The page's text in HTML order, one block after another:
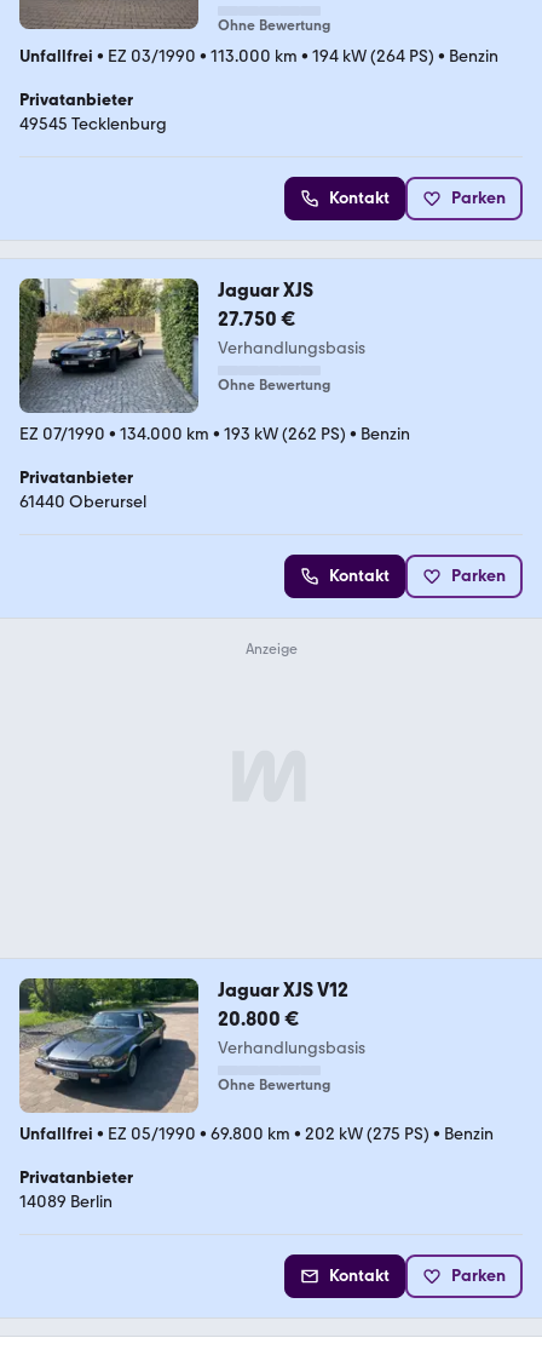
Ohne Bewertung
Unfallfrei • EZ 03/1990 • 113.000 km • 194 kW (264 PS) • Benzin
Privatanbieter
49545 Tecklenburg
Kontakt Parken
Jaguar XJS
27.750 €
Verhandlungsbasis
Ohne Bewertung
EZ 07/1990 • 134.000 km • 193 kW (262 PS) • Benzin
Privatanbieter
61440 Oberursel
Kontakt Parken
Jaguar XJS V12
20.800 €
Verhandlungsbasis
Ohne Bewertung
Unfallfrei • EZ 05/1990 • 69.800 km • 202 kW (275 PS) • Benzin
Privatanbieter
14089 Berlin
Kontakt Parken